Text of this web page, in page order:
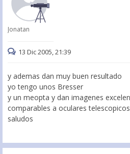
Jonatan
13 Dic 2005, 21:39
y ademas dan muy buen resultado
yo tengo unos Bresser
y un meopta y dan imagenes
comparables a oculares
saludos